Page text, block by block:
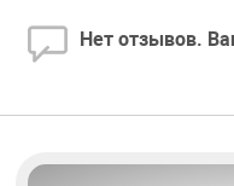
Нет отзывов.